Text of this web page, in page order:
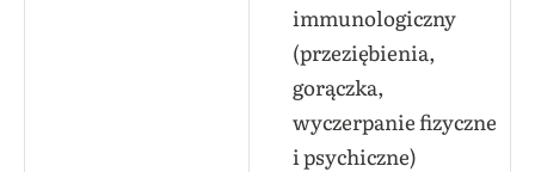
immunologiczny
(przeziębienia,
gorączka,
wyczerpanie fizyczne
i psychiczne)